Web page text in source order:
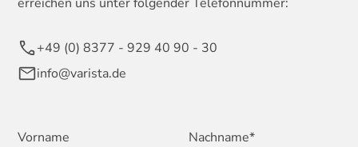
+49 (0) 8377 - 929 40 90 - 30
info@varista.de
Vorname Nachname*